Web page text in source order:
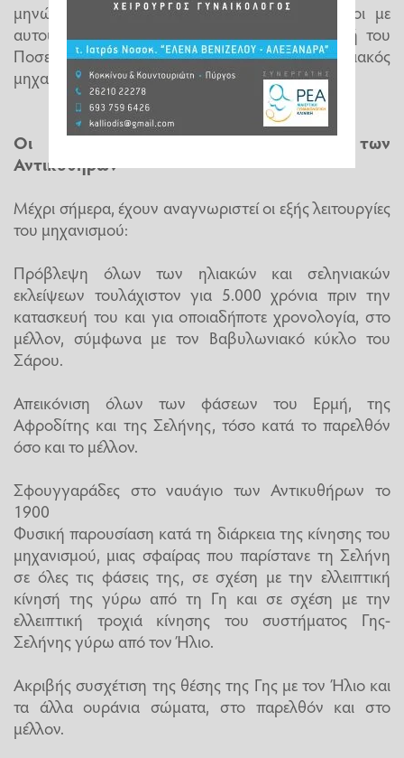
μηνών και των σεληνιακών φάσεων είναι ίδιοι με
αυτούς που περιέχονται στο έργο του, μαθητή του
Ποσειδώνιου, Γέμινου. Όμως ένας σεληνιακός
μηχανισμός στηρίζεται στον Ίππαρχο.
Οι λειτουργίες του μηχανισμού των
Αντικυθήρων
Μέχρι σήμερα, έχουν αναγνωριστεί οι εξής λειτουργίες
του μηχανισμού:
Πρόβλεψη όλων των ηλιακών και σεληνιακών
εκλείψεων τουλάχιστον για 5.000 χρόνια πριν την
κατασκευή του και για οποιαδήποτε χρονολογία, στο
μέλλον, σύμφωνα με τον Βαβυλωνιακό κύκλο του
Σάρου.
Απεικόνιση όλων των φάσεων του Ερμή, της
Αφροδίτης και της Σελήνης, τόσο κατά το παρελθόν
όσο και το μέλλον.
Σφουγγαράδες στο ναυάγιο των Αντικυθήρων το
1900
Φυσική παρουσίαση κατά τη διάρκεια της κίνησης του
μηχανισμού, μιας σφαίρας που παρίστανε τη Σελήνη
σε όλες τις φάσεις της, σε σχέση με την ελλειπτική
κίνησή της γύρω από τη Γη και σε σχέση με την
ελλειπτική τροχιά κίνησης του συστήματος Γης-
Σελήνης γύρω από τον Ήλιο.
Ακριβής συσχέτιση της θέσης της Γης με τον Ήλιο και
τα άλλα ουράνια σώματα, στο παρελθόν και στο
μέλλον.